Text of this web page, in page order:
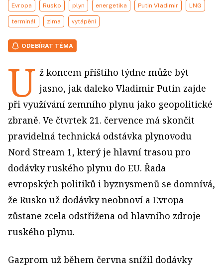
Evropa Rusko plyn energetika Putin Vladimir LNG
terminál zima vytápění
ODEBÍRAT TÉMA
U ž koncem příštího týdne může být
jasno, jak daleko Vladimir Putin zajde
při využívání zemního plynu jako geopolitické
zbraně. Ve čtvrtek 21. července má skončit
pravidelná technická odstávka plynovodu
Nord Stream 1, který je hlavní trasou pro
dodávky ruského plynu do EU. Řada
evropských politiků i byznysmenů se domnívá,
že Rusko už dodávky neobnoví a Evropa
zůstane zcela odstřižena od hlavního zdroje
ruského plynu.
Gazprom už během června snížil dodávky